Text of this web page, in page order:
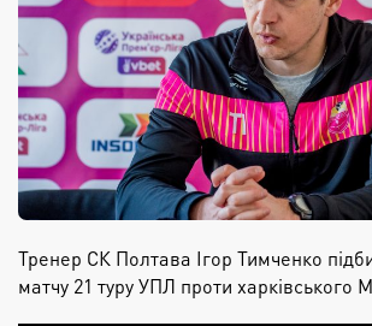
Тренер СК Полтава Ігор Тимченко
матчу 21 туру УПЛ проти харківського